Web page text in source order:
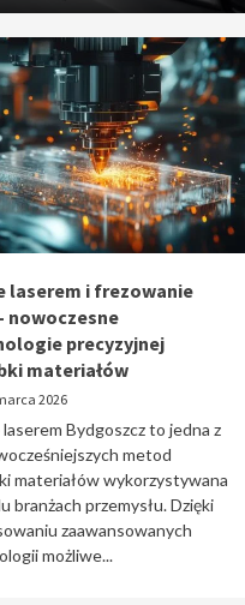
laserem i frezowanie
nowoczesne
precyzyjnej
materiałów
2026
laserem Bydgoszcz to jedna z
metod
materiałów wykorzystywana
branżach przemysłu. Dzięki
zaawansowanych
możliwe...